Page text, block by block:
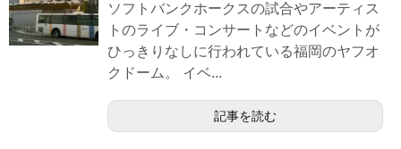
ソフトバンクホークスの試合やアーティス
トのライブ・コンサートなどのイベントが
ひっきりなしに行われている福岡のヤフオ
クドーム。 イベ...
記事を読む